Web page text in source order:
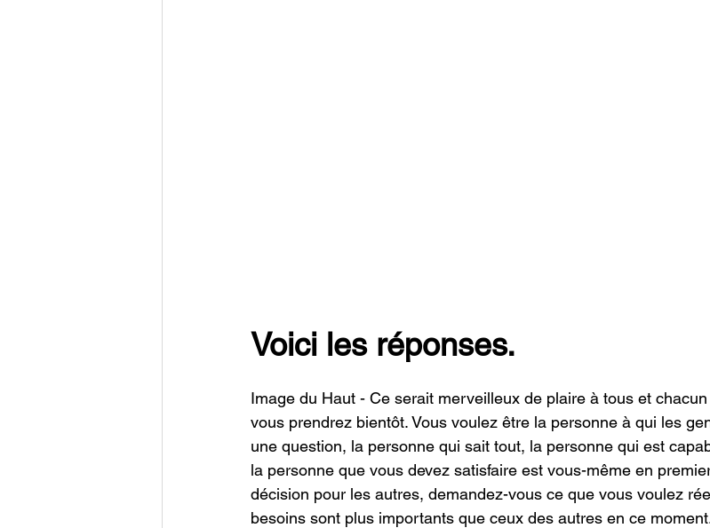
Voici les réponses.
Image du Haut - Ce serait merveilleux de plaire à tous et
vous prendrez bientôt. Vous voulez être la personne à qui les
une question, la personne qui sait tout, la personne qui est
la personne que vous devez satisfaire est vous-même en
décision pour les autres, demandez-vous ce que vous voulez
besoins sont plus importants que ceux des autres en ce